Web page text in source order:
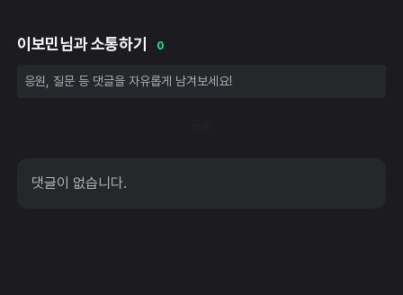
이보민님과 소통하기 0
댓글이 없습니다.